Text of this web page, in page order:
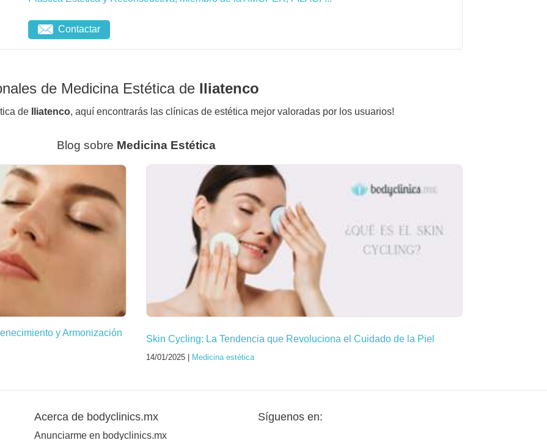
Contactar
de Medicina Estética de Iliatenco
de Iliatenco, aquí encontrarás las clínicas de estética mejor valoradas por los usuarios!
Blog sobre Medicina Estética
y Armonización
Skin Cycling: La Tendencia que Revoluciona el Cuidado de la Piel
14/01/2025 | Medicina estética
Acerca de bodyclinics.mx
Anunciarme en bodyclinics.mx
Síguenos en: